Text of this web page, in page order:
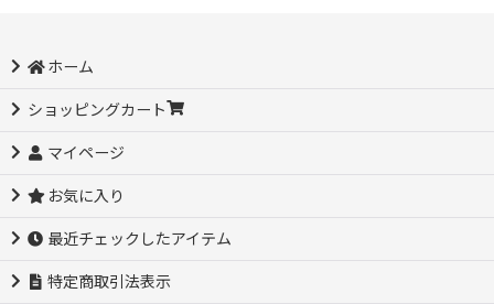
ホーム
ショッピングカート
マイページ
お気に入り
最近チェックしたアイテム
特定商取引法表示